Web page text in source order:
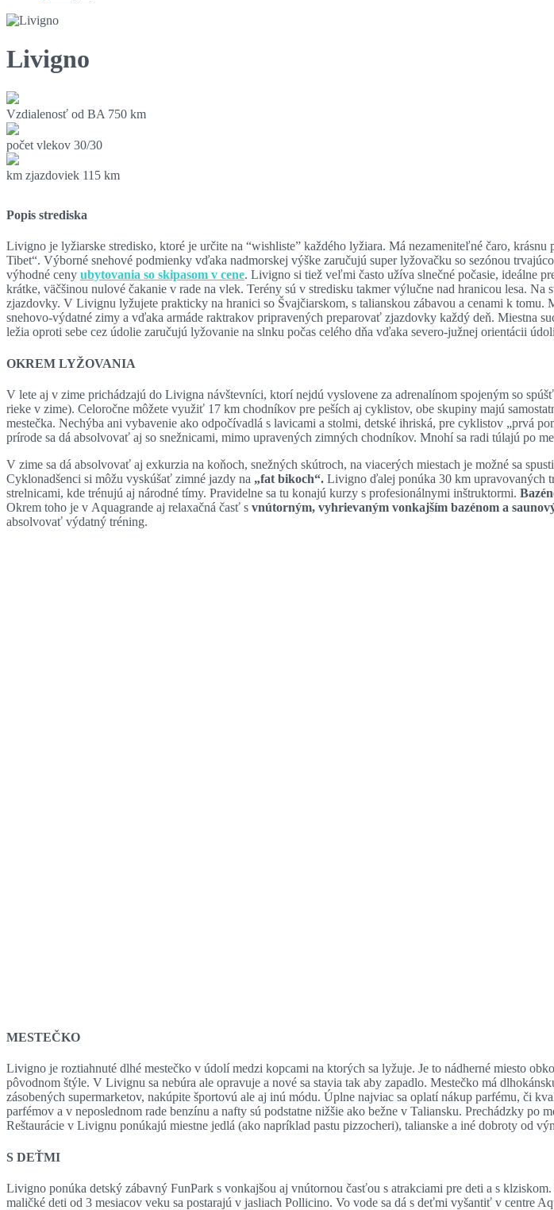
Livigno
Vzdialenosť od BA 750 km
počet vlekov 30/30
km zjazdoviek 115 km
Popis strediska
Livigno je lyžiarske stredisko, ktoré je určite na “wishliste” každého lyžiara. Má nezameniteľné čaro,
Tibet“. Výborné snehové podmienky vďaka nadmorskej výške zaručujú super lyžovačku so sezónou
výhodné ceny ubytovania so skipasom v cene. Livigno si tiež veľmi často užíva slnečné počasie, ideálne
krátke, väčšinou nulové čakanie v rade na vlek. Terény sú v stredisku takmer výlučne nad hranicou lesa.
zjazdovky. V Livignu lyžujete prakticky na hranici so Švajčiarskom, s talianskou zábavou a cenami k
snehovo-výdatné zimy a vďaka armáde raktrakov pripravených preparovať zjazdovky každý deň. Miestna
ležia oproti sebe cez údolie zaručujú lyžovanie na slnku počas celého dňa vďaka severo-južnej orientácii
OKREM LYŽOVANIA
V lete aj v zime prichádzajú do Livigna návštevníci, ktorí nejdú vyslovene za adrenalínom spojeným so
rieke v zime). Celoročne môžete využiť 17 km chodníkov pre peších aj cyklistov, obe skupiny majú
mestečka. Nechýba ani vybavenie ako odpočívadlá s lavicami a stolmi, detské ihriská, pre cyklistov „prvá
prírode sa dá absolvovať aj so snežnicami, mimo upravených zimných chodníkov. Mnohí sa radi túlajú po
V zime sa dá absolvovať aj exkurzia na koňoch, snežných skútroch, na viacerých miestach je možné sa
Cyklonadšenci si môžu vyskúšať zimné jazdy na „fat bikoch“. Livigno ďalej ponúka 30 km upravovaných
strelnicami, kde trénujú aj národné tímy. Pravidelne sa tu konajú kurzy s profesionálnymi inštruktormi.
Okrem toho je v Aquagrande aj relaxačná časť s vnútorným, vyhrievaným vonkajším bazénom a
absolvovať výdatný tréning.
MESTEČKO
Livigno je roztiahnuté dlhé mestečko v údolí medzi kopcami na ktorých sa lyžuje. Je to nádherné miesto
pôvodnom štýle. V Livignu sa nebúra ale opravuje a nové sa stavia tak aby zapadlo. Mestečko má
zásobených supermarketov, nakúpite športovú ale aj inú módu. Úplne najviac sa oplatí nákup parfému, či
parfémov a v neposlednom rade benzínu a nafty sú podstatne nižšie ako bežne v Taliansku. Prechádzky
Reštaurácie v Livignu ponúkajú miestne jedlá (ako napríklad pastu pizzocheri), talianske a iné dobroty od
S DEŤMI
Livigno ponúka detský zábavný FunPark s vonkajšou aj vnútornou časťou s atrakciami pre deti a s
maličké deti od 3 mesiacov veku sa postarajú v jasliach Pollicino. Vo vode sa dá s deťmi vyšantiť v centre